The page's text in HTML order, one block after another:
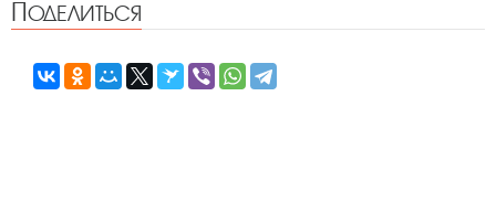
Поделиться